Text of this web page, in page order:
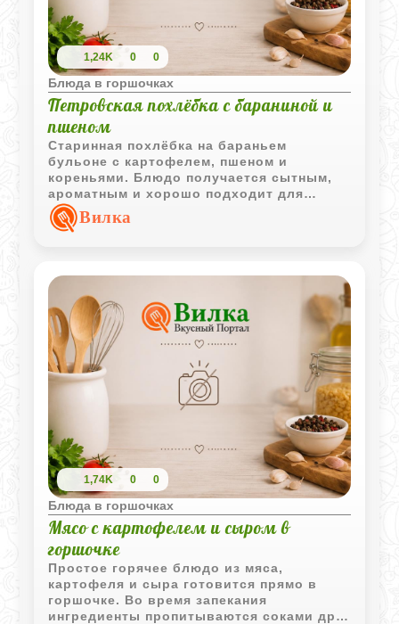
1,24K 0 0
Блюда в горшочках
Петровская похлёбка с бараниной и
пшеном
Старинная похлёбка на бараньем
бульоне с картофелем, пшеном и
кореньями. Блюдо получается сытным,
ароматным и хорошо подходит для
прохладной погоды.
Вилка
1,74K 0 0
Блюда в горшочках
Мясо с картофелем и сыром в
горшочке
Простое горячее блюдо из мяса,
картофеля и сыра готовится прямо в
горшочке. Во время запекания
ингредиенты пропитываются соками друг